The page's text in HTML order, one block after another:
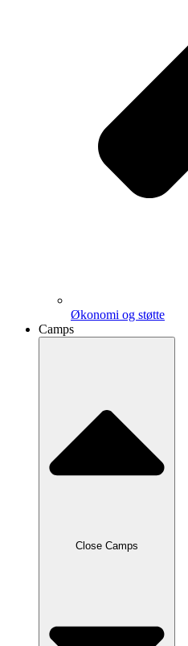
Økonomi og støtte
Camps
Close Camps